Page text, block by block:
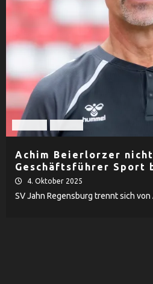
Achim Beierlorzer
Geschäftsführer Sport
4. Oktober 2025
SV Jahn Regensburg trennt sich